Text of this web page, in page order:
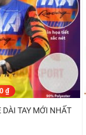
₫
DÀI TAY MỚI NHẤT